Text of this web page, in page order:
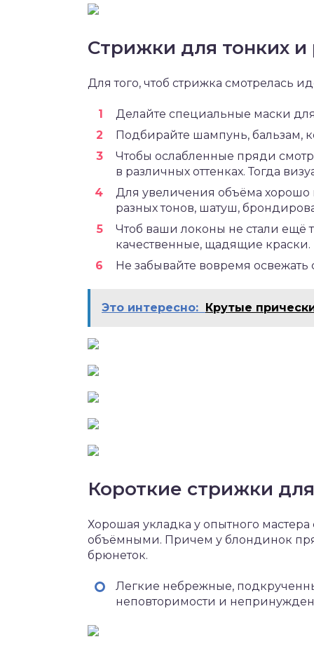
Стрижки для тонких
Для того, чтоб стрижка смотрелась
Делайте специальные маски
Подбирайте шампунь, бальзам,
Чтобы ослабленные пряди
в различных оттенках. Тогда
Для увеличения объёма
разных тонов, шатуш,
Чтоб ваши локоны не стали
качественные, щадящие краски.
Не забывайте вовремя освежать
Это интересно: Крутые
Короткие стрижки
Хорошая укладка у опытного
объёмными. Причем у блондинок
брюнеток.
Легкие небрежные,
неповторимости и